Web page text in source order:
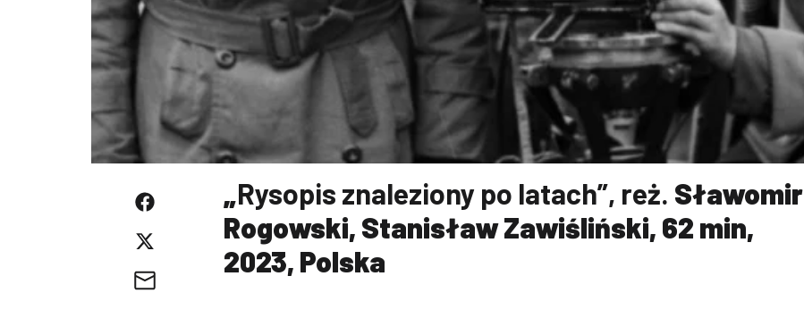
„Rysopis znaleziony po latach”, reż. Sławomir
Rogowski, Stanisław Zawiśliński, 62 min,
2023, Polska